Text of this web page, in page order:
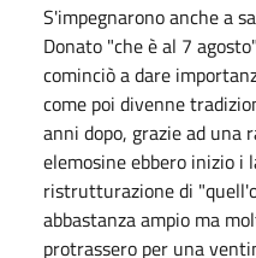
S'impegnarono anche a
Donato "che è al 7
cominciò a dare
come poi divenne
anni dopo, grazie ad una
elemosine ebbero inizio i
ristrutturazione di
abbastanza ampio ma
protrassero per una